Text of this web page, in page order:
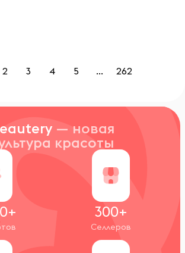
2 3 4 5 ... 262
— новая
красоты
300+
Селлеров